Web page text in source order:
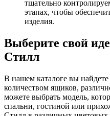
тщательно
этапах, чтобы
изделия.
Выберите свой
Стилл
В нашем каталоге вы
количеством ящиков,
можете выбрать модель,
спальни, гостиной или